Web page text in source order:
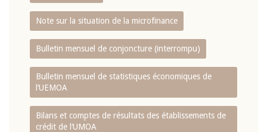
Note sur la situation de la microfinance
Bulletin mensuel de conjoncture (interrompu)
Bulletin mensuel de statistiques économiques de
l‘UEMOA
Bilans et comptes de résultats des établissements de
crédit de l‘UMOA